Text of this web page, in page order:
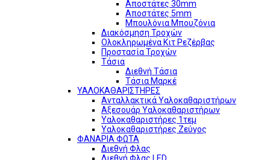
Αποστάτες 30mm
Αποστάτες 5mm
Μπουλόνια Μπουζόνια
Διακόσμηση Τροχών
Ολοκληρωμένα Κιτ Ρεζέρβας
Προστασία Τροχών
Τάσια
Διεθνή Τάσια
Τάσια Μαρκέ
ΥΑΛΟΚΑΘΑΡΙΣΤΗΡΕΣ
Ανταλλακτικά Υαλοκαθαριστήρων
Αξεσουάρ Υαλοκαθαριστήρων
Υαλοκαθαριστήρες 1τεμ
Υαλοκαθαριστήρες Ζεύγος
ΦΑΝΑΡΙΑ ΦΩΤΑ
Διεθνή Φλας